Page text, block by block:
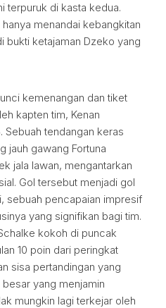
terpuruk di kasta kedua.
menandai kebangkitan
bukti ketajaman Dzeko yang
kemenangan dan tiket
kapten tim, Kenan
Sebuah tendangan keras
jauh gawang Fortuna
jala lawan, mengantarkan
Gol tersebut menjadi gol
sebuah pencapaian impresif
yang signifikan bagi tim.
kokoh di puncak
10 poin dari peringkat
sisa pertandingan yang
yang menjamin
mungkin lagi terkejar oleh